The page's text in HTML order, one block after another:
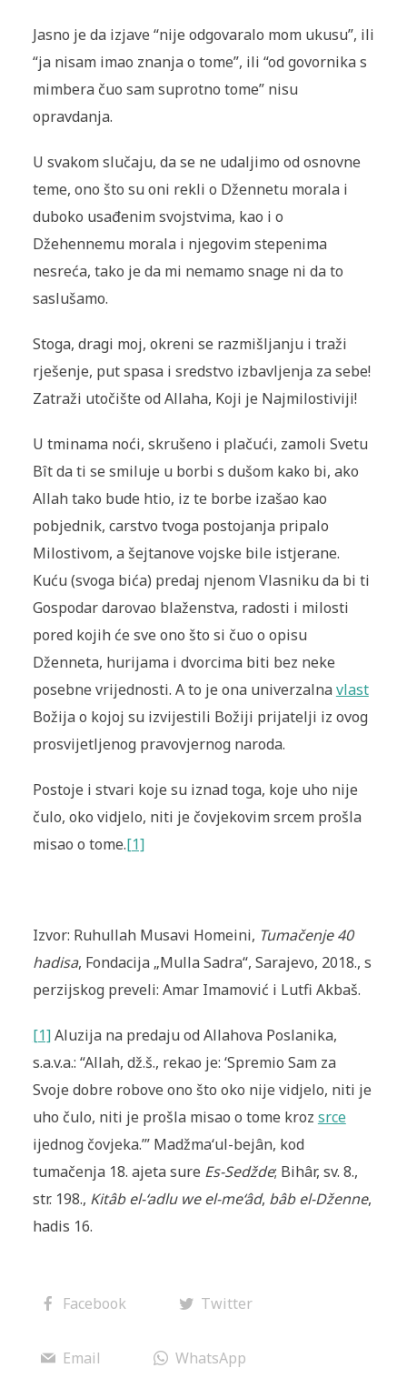
Jasno je da izjave “nije odgovaralo mom ukusu”, ili
“ja nisam imao znanja o tome”, ili “od govornika s
mimbera čuo sam suprotno tome” nisu
opravdanja.
U svakom slučaju, da se ne udaljimo od osnovne
teme, ono što su oni rekli o Džennetu morala i
duboko usađenim svojstvima, kao i o
Džehennemu morala i njegovim stepenima
nesreća, tako je da mi nemamo snage ni da to
saslušamo.
Stoga, dragi moj, okreni se razmišljanju i traži
rješenje, put spasa i sredstvo izbavljenja za sebe!
Zatraži utočište od Allaha, Koji je Najmilostiviji!
U tminama noći, skrušeno i plačući, zamoli Svetu
Bît da ti se smiluje u borbi s dušom kako bi, ako
Allah tako bude htio, iz te borbe izašao kao
pobjednik, carstvo tvoga postojanja pripalo
Milostivom, a šejtanove vojske bile istjerane.
Kuću (svoga bića) predaj njenom Vlasniku da bi ti
Gospodar darovao blaženstva, radosti i milosti
pored kojih će sve ono što si čuo o opisu
Dženneta, hurijama i dvorcima biti bez neke
posebne vrijednosti. A to je ona univerzalnavlast
Božija o kojoj su izvijestili Božiji prijatelji iz ovog
prosvijetljenog pravovjernog naroda.
Postoje i stvari koje su iznad toga, koje uho nije
čulo, oko vidjelo, niti je čovjekovim srcem prošla
misao o tome.[1]
Izvor: Ruhullah Musavi Homeini, Tumačenje 40
hadisa, Fondacija „Mulla Sadra“, Sarajevo, 2018., s
perzijskog preveli: Amar Imamović i Lutfi Akbaš.
[1]Aluzija na predaju od Allahova Poslanika,
s.a.v.a.: “Allah, dž.š., rekao je: ‘Spremio Sam za
Svoje dobre robove ono što oko nije vidjelo, niti je
uho čulo, niti je prošla misao o tome kroz srce
ijednog čovjeka.’” Madžma‘ul-bejân, kod
tumačenja 18. ajeta sure Es-Sedžde; Bihâr, sv. 8.,
str. 198., Kitâb el-‘adlu we el-me‘âd, bâb el-Dženne,
hadis 16.
Facebook Twitter
Email WhatsApp